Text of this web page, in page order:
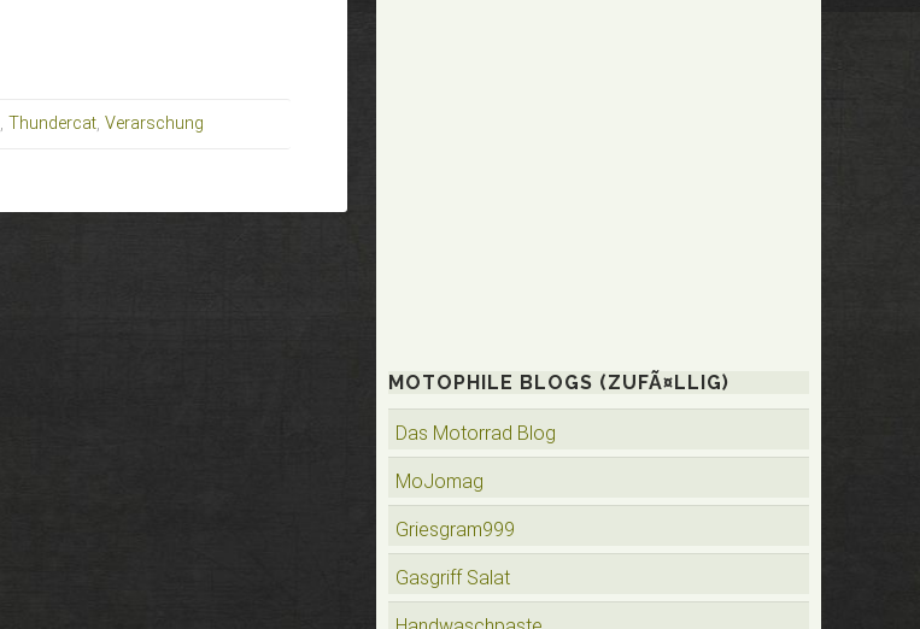
,Thundercat,Verarschung
MOTOPHILE BLOGS (ZUFÃ¤LLIG)
Das Motorrad Blog
MoJomag
Griesgram999
Gasgriff Salat